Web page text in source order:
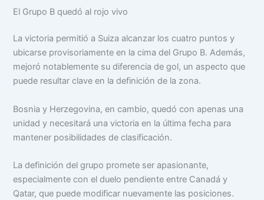
El Grupo B quedó al rojo vivo
La victoria permitió a Suiza alcanzar los cuatro puntos y
ubicarse provisoriamente en la cima del Grupo B. Además,
mejoró notablemente su diferencia de gol, un aspecto que
puede resultar clave en la definición de la zona.
Bosnia y Herzegovina, en cambio, quedó con apenas una
unidad y necesitará una victoria en la última fecha para
mantener posibilidades de clasificación.
La definición del grupo promete ser apasionante,
especialmente con el duelo pendiente entre Canadá y
Qatar, que puede modificar nuevamente las posiciones.